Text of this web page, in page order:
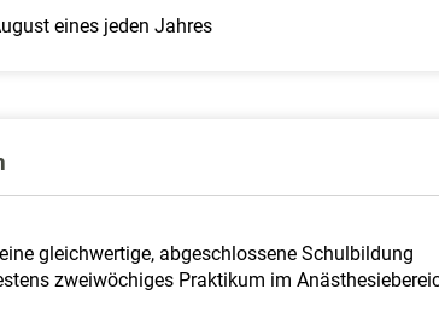
eines jeden Jahres
gleichwertige, abgeschlossene Schulbildung
zweiwöchiges Praktikum im